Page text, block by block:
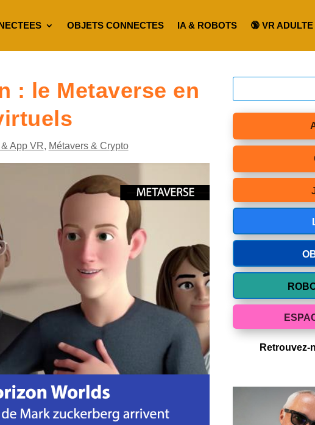
OBJETS CONNECTES IA & ROBOTS 🔞 VR ADULTE
: le Metaverse en
App VR, Métavers & Crypto